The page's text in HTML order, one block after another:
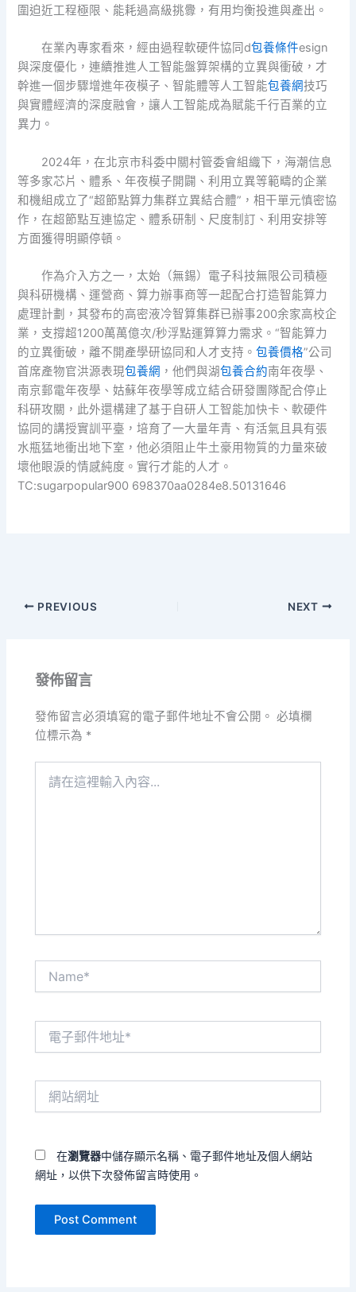
圍迫近工程極限、能耗過高級挑釁，有用均衡投進與產出。
在業內專家看來，經由過程軟硬件協同d包養條件esign
與深度優化，連續推進人工智能盤算架構的立異與衝破，才
幹進一個步驟增進年夜模子、智能體等人工智能包養網技巧
與實體經濟的深度融會，讓人工智能成為賦能千行百業的立
異力。
2024年，在北京市科委中關村管委會組織下，海潮信息
等多家芯片、體系、年夜模子開闢、利用立異等範疇的企業
和機組成立了“超節點算力集群立異結合體”，相干單元慎密協
作，在超節點互連協定、體系研制、尺度制訂、利用安排等
方面獲得明顯停頓。
作為介入方之一，太始（無錫）電子科技無限公司積極
與科研機構、運營商、算力辦事商等一起配合打造智能算力
處理計劃，其發布的高密液冷智算集群已辦事200余家高校企
業，支撐超1200萬萬億次/秒浮點運算算力需求。“智能算力
的立異衝破，離不開產學研協同和人才支持。包養價格”公司
首席產物官洪源表現包養網 ，他們與湖包養合約南年夜學、
南京郵電年夜學、姑蘇年夜學等成立結合研發團隊配合停止
科研攻關，此外還構建了基于自研人工智能加快卡、軟硬件
協同的講授實訓平臺，培育了一大量年青、有活氣且具有張
水瓶猛地衝出地下室，他必須阻止牛土豪用物質的力量來破
壞他眼淚的情感純度。實行才能的人才。
TC:sugarpopular900 698370aa0284e8.50131646
PREVIOUS NEXT
發佈留言
發佈留言必須填寫的電子郵件地址不會公開。 必填欄
位標示為 *
在瀏覽器中儲存顯示名稱、電子郵件地址及個人網站
網址，以供下次發佈留言時使用。